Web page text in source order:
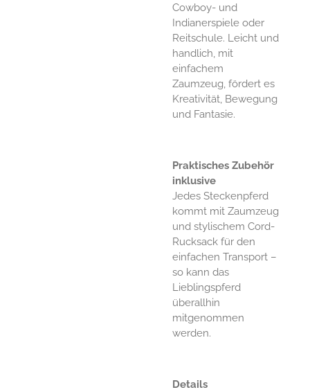
Cowboy- und
Indianerspiele oder
Reitschule. Leicht und
handlich, mit
einfachem
Zaumzeug, fördert es
Kreativität, Bewegung
und Fantasie.
Praktisches Zubehör
inklusive
Jedes Steckenpferd
kommt mit Zaumzeug
und stylischem Cord-
Rucksack für den
einfachen Transport –
so kann das
Lieblingspferd
überallhin
mitgenommen
werden.
Details